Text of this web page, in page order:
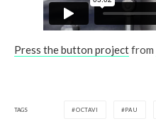
Press the button projectfrom
TAGS OCTAVI PAU